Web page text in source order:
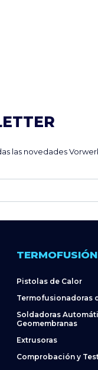
las novedades
TERMOFUSIÓN
Pistolas de Calor
Termofusionadoras
Soldadoras
Geomembranas
Extrusoras
Comprobación y